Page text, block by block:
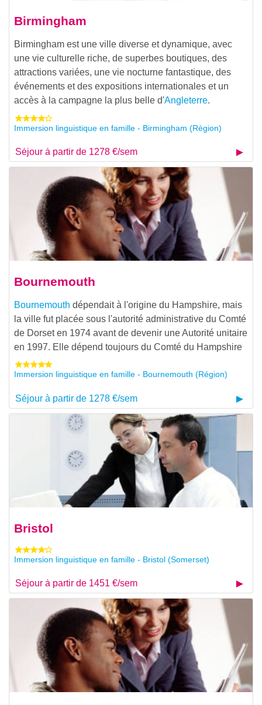
Birmingham
Birmingham est une ville diverse et dynamique, avec
une vie culturelle riche, de superbes boutiques, des
attractions variées, une vie nocturne fantastique, des
événements et des expositions internationales et un
accès à la campagne la plus belle d'Angleterre.
Immersion linguistique en famille - Birmingham (Région)
Séjour à partir de 1278 €/sem
Bournemouth
Bournemouth dépendait à l'origine du Hampshire, mais
la ville fut placée sous l'autorité administrative du Comté
de Dorset en 1974 avant de devenir une Autorité unitaire
en 1997. Elle dépend toujours du Comté du Hampshire
Immersion linguistique en famille - Bournemouth (Région)
Séjour à partir de 1278 €/sem
Bristol
Immersion linguistique en famille - Bristol (Somerset)
Séjour à partir de 1451 €/sem